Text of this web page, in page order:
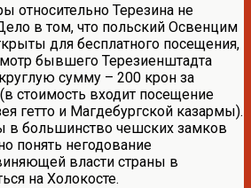
относительно Терезина не
в том, что польский Освенцим
для бесплатного посещения,
бывшего Терезиенштадта
сумму – 200 крон за
стоимость входит посещение
гетто и Магдебургской казармы).
в большинство чешских замков
понять негодование
власти страны в
на Холокосте.